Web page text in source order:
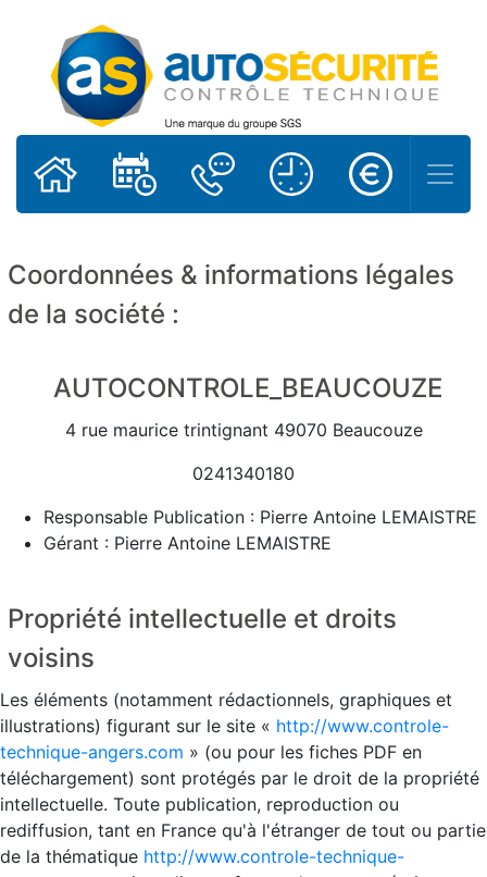
CRÉDITS & MENTIONS LÉGALES
Coordonnées & informations légales
de la société :
AUTOCONTROLE_BEAUCOUZE
4 rue maurice trintignant 49070 Beaucouze
0241340180
Responsable Publication : Pierre Antoine LEMAISTRE
Gérant : Pierre Antoine LEMAISTRE
Propriété intellectuelle et droits
voisins
Les éléments (notamment rédactionnels, graphiques et
illustrations) figurant sur le site « http://www.controle-
technique-angers.com » (ou pour les fiches PDF en
téléchargement) sont protégés par le droit de la propriété
intellectuelle. Toute publication, reproduction ou
rediffusion, tant en France qu'à l'étranger de tout ou partie
de la thématique http://www.controle-technique-